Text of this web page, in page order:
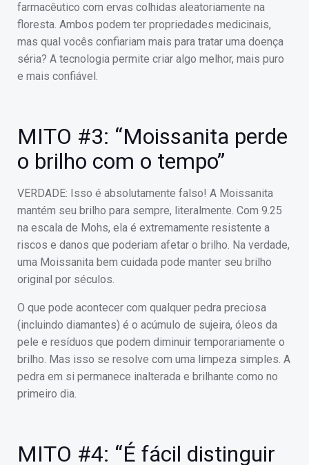
farmacêutico com ervas colhidas aleatoriamente na
floresta. Ambos podem ter propriedades medicinais,
mas qual vocês confiariam mais para tratar uma doença
séria? A tecnologia permite criar algo melhor, mais puro
e mais confiável.
MITO #3: “Moissanita perde
o brilho com o tempo”
VERDADE: Isso é absolutamente falso! A Moissanita
mantém seu brilho para sempre, literalmente. Com 9.25
na escala de Mohs, ela é extremamente resistente a
riscos e danos que poderiam afetar o brilho. Na verdade,
uma Moissanita bem cuidada pode manter seu brilho
original por séculos.
O que pode acontecer com qualquer pedra preciosa
(incluindo diamantes) é o acúmulo de sujeira, óleos da
pele e resíduos que podem diminuir temporariamente o
brilho. Mas isso se resolve com uma limpeza simples. A
pedra em si permanece inalterada e brilhante como no
primeiro dia.
MITO #4: “É fácil distinguir